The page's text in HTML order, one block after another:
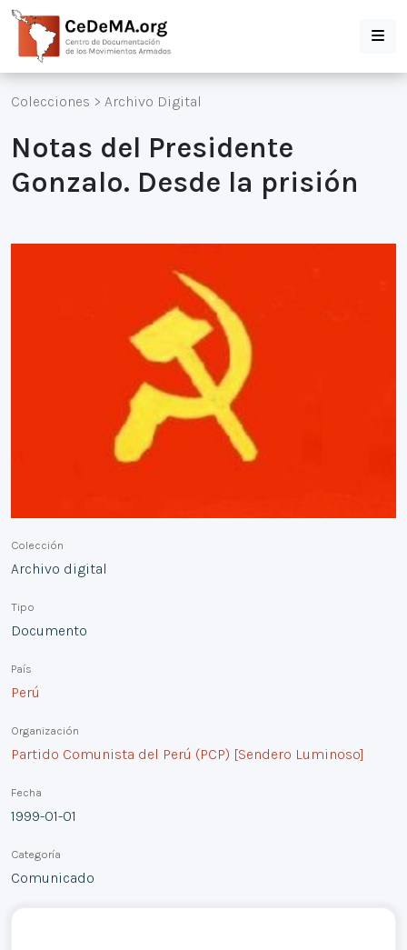
Colecciones > Archivo Digital
Notas del Presidente
Gonzalo. Desde la prisión
Colección
Archivo digital
Tipo
Documento
País
Perú
Organización
Partido Comunista del Perú (PCP) [Sendero Luminoso]
Fecha
1999-01-01
Categoría
Comunicado